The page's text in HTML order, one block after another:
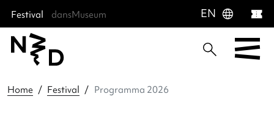
Sla menu over
Ga direct naar hoofdnavigatie
Ga direct naar footer
Festival dansMuseum EN language
Home Festival Programma 2026